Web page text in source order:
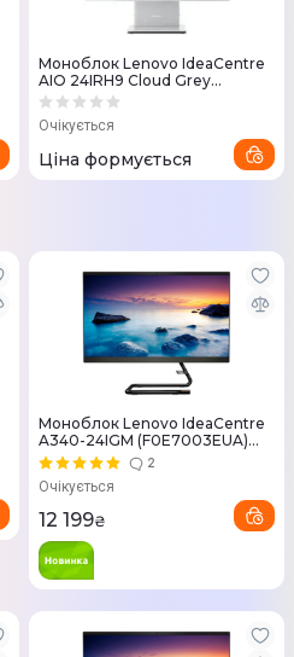
Моноблок Lenovo IdeaCentre
AIO 24IRH9 Cloud Grey
(F0HN00TRUO)
Очікується
Ціна формується
Моноблок Lenovo IdeaCentre
A340-24IGM (F0E7003EUA)
Black
2
Очікується
12 199₴